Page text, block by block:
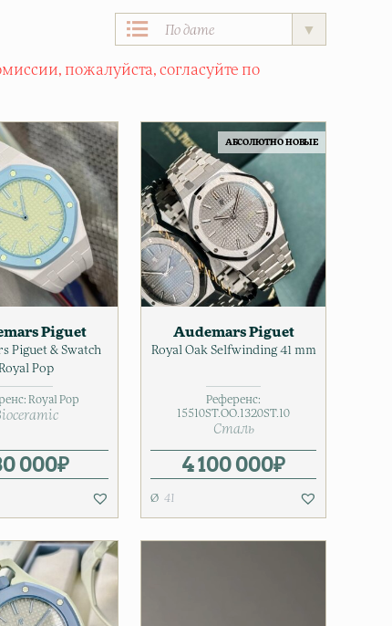
пожалуйста, согласуйте по
Piguet
Piguet & Swatch
Pop
Royal Pop
000₽
АБСОЛЮТНО НОВЫЕ
Audemars Piguet
Royal Oak Selfwinding 41 mm
Референс:
15510ST.OO.1320ST.10
Сталь
4 100 000₽
41